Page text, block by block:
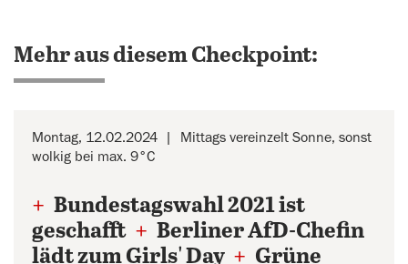
Mehr aus diesem Checkpoint:
Montag, 12.02.2024
Mittags vereinzelt Sonne, sonst
wolkig bei max. 9°C
+ Bundestagswahl 2021 ist
geschafft + Berliner AfD-Chefin
lädt zum Girls' Day + Grüne